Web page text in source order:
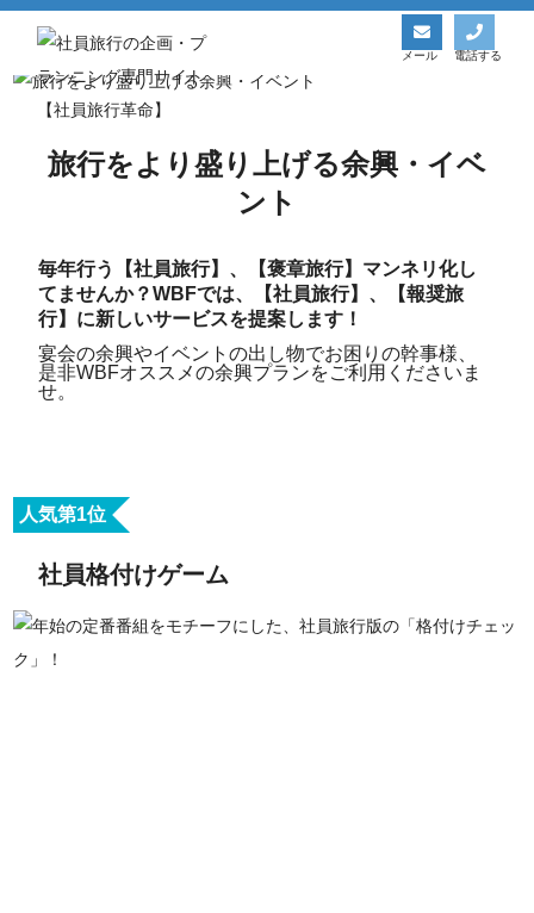
社員旅行革命│余興一覧ページ
メール 電話する
社員旅行革命トップ 社員旅行革命│余興一覧ページ
旅行をより盛り上げる余興・イベ
ント
毎年行う【社員旅行】、【褒章旅行】マンネリ化し
てませんか？WBFでは、【社員旅行】、【報奨旅
行】に新しいサービスを提案します！
宴会の余興やイベントの出し物でお困りの幹事様、
是非WBFオススメの余興プランをご利用くださいま
せ。
人気第1位
社員格付けゲーム